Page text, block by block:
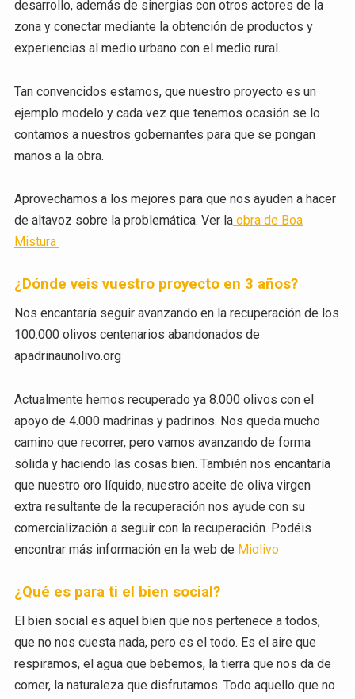
desarrollo, además de sinergias con otros actores de la
zona y conectar mediante la obtención de productos y
experiencias al medio urbano con el medio rural.
Tan convencidos estamos, que nuestro proyecto es un
ejemplo modelo y cada vez que tenemos ocasión se lo
contamos a nuestros gobernantes para que se pongan
manos a la obra.
Aprovechamos a los mejores para que nos ayuden a hacer
de altavoz sobre la problemática. Ver laobra de Boa
Mistura
¿Dónde veis vuestro proyecto en 3 años?
Nos encantaría seguir avanzando en la recuperación de los
100.000 olivos centenarios abandonados de
apadrinaunolivo.org
Actualmente hemos recuperado ya 8.000 olivos con el
apoyo de 4.000 madrinas y padrinos. Nos queda mucho
camino que recorrer, pero vamos avanzando de forma
sólida y haciendo las cosas bien. También nos encantaría
que nuestro oro líquido, nuestro aceite de oliva virgen
extra resultante de la recuperación nos ayude con su
comercialización a seguir con la recuperación. Podéis
encontrar más información en la web de Miolivo
¿Qué es para ti el bien social?
El bien social es aquel bien que nos pertenece a todos,
que no nos cuesta nada, pero es el todo. Es el aire que
respiramos, el agua que bebemos, la tierra que nos da de
comer, la naturaleza que disfrutamos. Todo aquello que no